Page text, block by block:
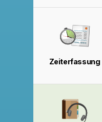
Zeiterfassung